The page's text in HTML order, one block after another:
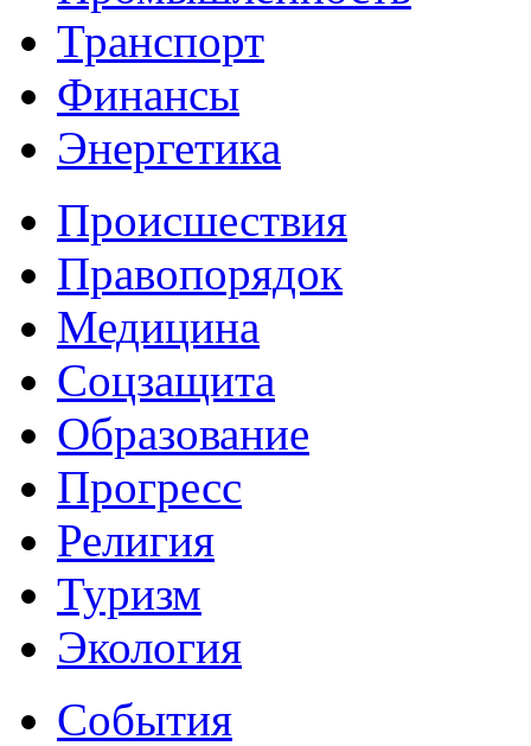
Транспорт
Финансы
Энергетика
Происшествия
Правопорядок
Медицина
Соцзащита
Образование
Прогресс
Религия
Туризм
Экология
События